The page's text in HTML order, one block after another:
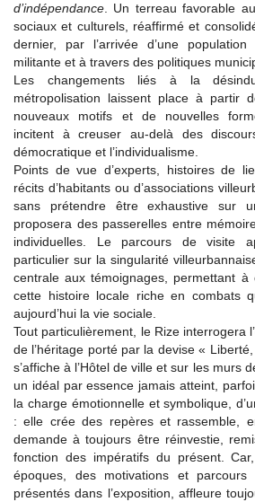
d’indépendance . Un terreau favorable
sociaux et culturels, réaffirmé et
dernier, par l’arrivée d’une
militante et à travers des politiques
Les changements liés à la
métropolisation laissent place à partir
nouveaux motifs et de nouvelles
incitent à creuser au-delà des
démocratique et l’individualisme.
Points de vue d’experts, histoires de
récits d’habitants ou d’associations
sans prétendre être exhaustive sur
proposera des passerelles entre
individuelles. Le parcours de visite
particulier sur la singularité
centrale aux témoignages, permettant à
cette histoire locale riche en combats
aujourd’hui la vie sociale.
Tout particulièrement, le Rize interrogera
de l’héritage porté par la devise «
s’affiche à l’Hôtel de ville et sur les murs
un idéal par essence jamais atteint,
la charge émotionnelle et symbolique,
: elle crée des repères et rassemble,
demande à toujours être réinvestie,
fonction des impératifs du présent.
époques, des motivations et parcours
présentés dans l’exposition, affleure